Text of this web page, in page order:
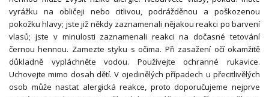
vyrážku na obličeji nebo citlivou, podrážděnou a poškozenou
pokožku hlavy; jste již někdy zaznamenali nějakou reakci po barvení
vlasů; jste v minulosti zaznamenali reakci na dočasné tetování
černou hennou. Zamezte styku s očima. Při zasažení očí okamžitě
důkladně vypláchněte vodou. Používejte ochranné rukavice.
Uchovejte mimo dosah dětí. V ojedinělých případech u přecitlivělých
osob může nastat alergická reakce, proto doporučujeme nejprve